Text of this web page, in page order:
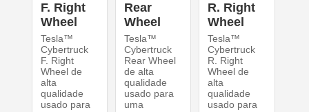
F. Right
Wheel
Tesla™
Cybertruck
F. Right
Wheel de
alta
qualidade
usado para
Rear
Wheel
Tesla™
Cybertruck
Rear Wheel
de alta
qualidade
usado para
uma
R. Right
Wheel
Tesla™
Cybertruck
R. Right
Wheel de
alta
qualidade
usado para